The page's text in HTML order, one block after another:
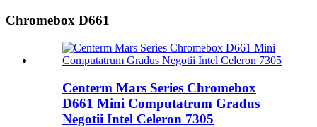
Chromebox D661
Centerm Mars Series Chromebox
D661 Mini Computatrum Gradus
Negotii Intel Celeron 7305